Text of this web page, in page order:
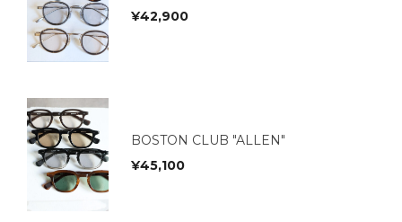
¥42,900
BOSTON CLUB "ALLEN"
¥45,100